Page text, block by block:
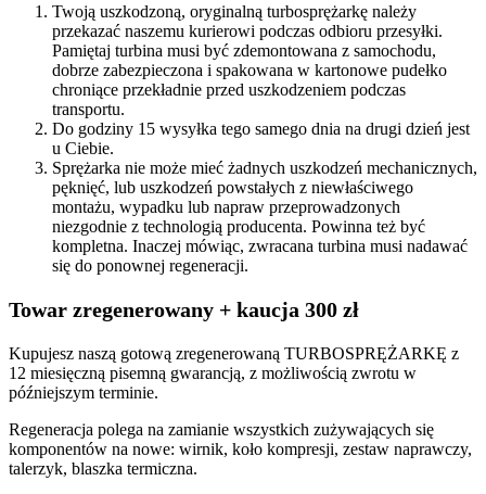
Twoją uszkodzoną, oryginalną turbosprężarkę należy
przekazać naszemu kurierowi podczas odbioru przesyłki.
Pamiętaj turbina musi być zdemontowana z samochodu,
dobrze zabezpieczona i spakowana w kartonowe pudełko
chroniące przekładnie przed uszkodzeniem podczas
transportu.
Do godziny 15 wysyłka tego samego dnia na drugi dzień jest
u Ciebie.
Sprężarka nie może mieć żadnych uszkodzeń mechanicznych,
pęknięć, lub uszkodzeń powstałych z niewłaściwego
montażu, wypadku lub napraw przeprowadzonych
niezgodnie z technologią producenta. Powinna też być
kompletna. Inaczej mówiąc, zwracana turbina musi nadawać
się do ponownej regeneracji.
Towar zregenerowany + kaucja 300 zł
Kupujesz naszą gotową zregenerowaną TURBOSPRĘŻARKĘ z
12 miesięczną pisemną gwarancją, z możliwością zwrotu w
późniejszym terminie.
Regeneracja polega na zamianie wszystkich zużywających się
komponentów na nowe: wirnik, koło kompresji, zestaw naprawczy,
talerzyk, blaszka termiczna.